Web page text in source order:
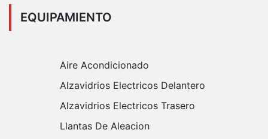
EQUIPAMIENTO
Aire Acondicionado
Alzavidrios Electricos Delantero
Alzavidrios Electricos Trasero
Llantas De Aleacion